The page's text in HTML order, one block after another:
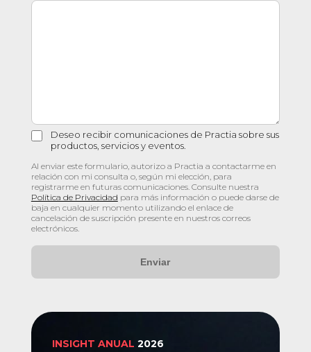
Deseo recibir comunicaciones de Practia sobre sus
productos, servicios y eventos.
Al enviar este formulario, autorizo a Practia a contactarme en
relación con mi consulta o, según mi elección, para
registrarme en futuras comunicaciones. Consulte nuestra
Política de Privacidad para más información o puede darse de
baja en cualquier momento utilizando el enlace de
cancelación de suscripción presente en nuestros correos
electrónicos.
INSIGHT ANUAL 2026